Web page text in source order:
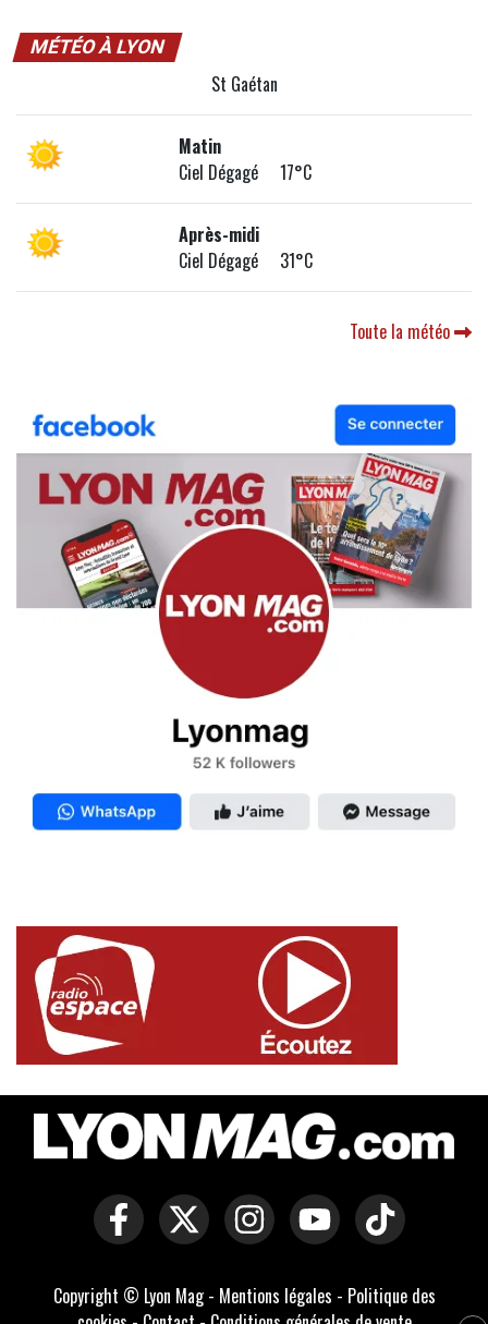
MÉTÉO À LYON
St Gaétan
Matin
Ciel Dégagé 17°C
Après-midi
Ciel Dégagé 31°C
Toute la météo
Copyright © Lyon Mag - Mentions légales - Politique des